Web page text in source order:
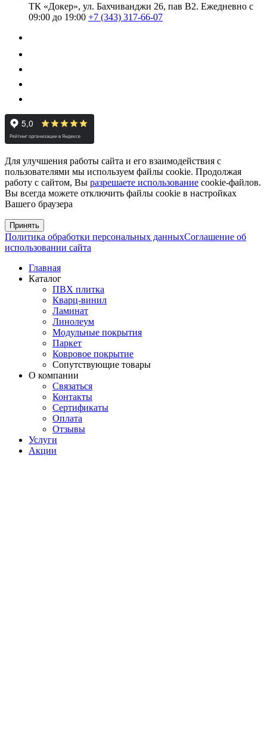
ТК «Докер», ул. Бахчиванджи 26, пав В2. Ежедневно с
09:00 до 19:00 +7 (343) 317-66-07
Для улучшения работы сайта и его взаимодействия с
пользователями мы используем файлы cookie. Продолжая
работу с сайтом, Вы разрешаете использование cookie-файлов.
Вы всегда можете отключить файлы cookie в настройках
Вашего браузера
Принять
Политика обработки персональных данныхСоглашение об
использовании сайта
Главная
Каталог
ПВХ плитка
Кварц-винил
Ламинат
Линолеум
Модульные покрытия
Паркет
Ковровое покрытие
Сопутствующие товары
О компании
Связаться
Контакты
Сертификаты
Оплата
Отзывы
Услуги
Акции